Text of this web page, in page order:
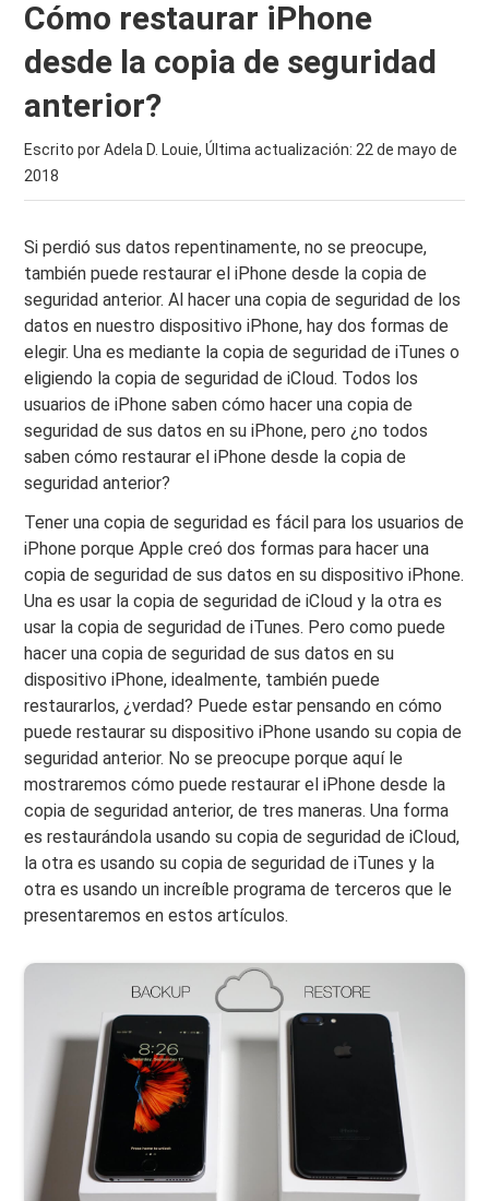
Cómo restaurar iPhone
desde la copia de seguridad
anterior?
Escrito por Adela D. Louie, Última actualización: 22 de mayo de
2018
Si perdió sus datos repentinamente, no se preocupe,
también puede restaurar el iPhone desde la copia de
seguridad anterior. Al hacer una copia de seguridad de los
datos en nuestro dispositivo iPhone, hay dos formas de
elegir. Una es mediante la copia de seguridad de iTunes o
eligiendo la copia de seguridad de iCloud. Todos los
usuarios de iPhone saben cómo hacer una copia de
seguridad de sus datos en su iPhone, pero ¿no todos
saben cómo restaurar el iPhone desde la copia de
seguridad anterior?
Tener una copia de seguridad es fácil para los usuarios de
iPhone porque Apple creó dos formas para hacer una
copia de seguridad de sus datos en su dispositivo iPhone.
Una es usar la copia de seguridad de iCloud y la otra es
usar la copia de seguridad de iTunes. Pero como puede
hacer una copia de seguridad de sus datos en su
dispositivo iPhone, idealmente, también puede
restaurarlos, ¿verdad? Puede estar pensando en cómo
puede restaurar su dispositivo iPhone usando su copia de
seguridad anterior. No se preocupe porque aquí le
mostraremos cómo puede restaurar el iPhone desde la
copia de seguridad anterior, de tres maneras. Una forma
es restaurándola usando su copia de seguridad de iCloud,
la otra es usando su copia de seguridad de iTunes y la
otra es usando un increíble programa de terceros que le
presentaremos en estos artículos.